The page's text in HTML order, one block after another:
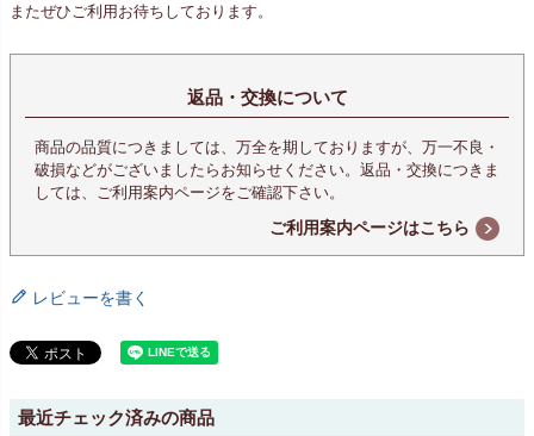
またぜひご利用お待ちしております。
返品・交換について
商品の品質につきましては、万全を期しておりますが、万一不良・
破損などがございましたらお知らせください。返品・交換につきま
しては、ご利用案内ページをご確認下さい。
ご利用案内ページはこちら
レビューを書く
最近チェック済みの商品